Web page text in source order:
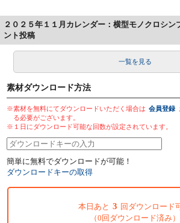
２０２５年１１月カレンダー：横型モノクロシン
ント投稿
一覧を見る
素材ダウンロード方法
※素材を無料にてダウンロードいただく場合は 会員登録
る必要がございます。
※１日にダウンロード可能な回数が設定されています。
簡単に無料でダウンロードが可能！
ダウンロードキーの取得
本日あと 3 回ダウンロード
（0回ダウンロード済み）